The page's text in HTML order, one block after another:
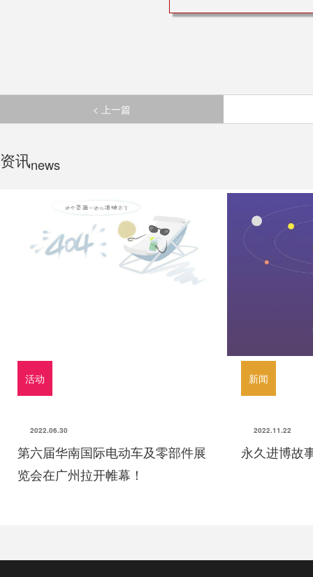
< 上一篇
资讯news
活动
2022.06.30
第六届华南国际电动车及零部件展
览会在广州拉开帷幕！
新闻
2022.11.22
永久进博故